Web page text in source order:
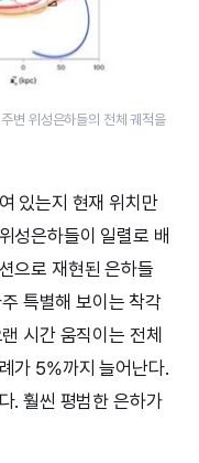
변 위성은하들의 전체 궤적을
있는지 현재 위치만
성은하들이 일렬로 배
으로 재현된 은하들
특별해 보이는 착각
시간 움직이는 전체
가 5%까지 늘어난다.
. 훨씬 평범한 은하가